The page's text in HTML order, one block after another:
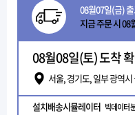
08월07일(금)
지금 주문 시 08
08월08일(토) 도착
서울, 경기도, 일부 광역시
설치배송시뮬레이터 빅데이터